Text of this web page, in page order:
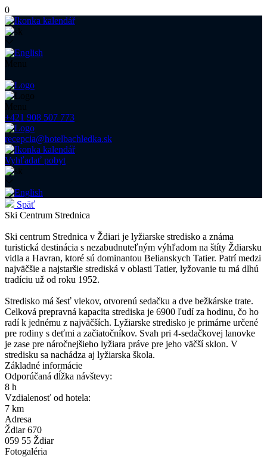
0
Menu
Menu
+421 908 507 773
recepcia@hotelbachledka.sk
Vyhľadať pobyt
Späť
Ski Centrum Strednica
Ski centrum Strednica v Ždiari je lyžiarske stredisko a známa
turistická destinácia s nezabudnuteľným výhľadom na štíty Ždiarsku
vidla a Havran, ktoré sú dominantou Belianskych Tatier. Patrí medzi
najväčšie a najstaršie strediská v oblasti Tatier, lyžovanie tu má dlhú
tradíciu už od roku 1952.
Stredisko má šesť vlekov, otvorenú sedačku a dve bežkárske trate.
Celková prepravná kapacita strediska je 6900 ľudí za hodinu, čo ho
radí k jednému z najväčších. Lyžiarske stredisko je primárne určené
pre rodiny s deťmi a začiatočníkov. Svah pri 4-sedačkovej lanovke
je zase pre náročnejšieho lyžiara práve pre jeho väčší sklon. V
stredisku sa nachádza aj lyžiarska škola.
Základné informácie
Odporúčaná dĺžka návštevy:
8 h
Vzdialenosť od hotela:
7 km
Adresa
Ždiar 670
059 55 Ždiar
Fotogaléria